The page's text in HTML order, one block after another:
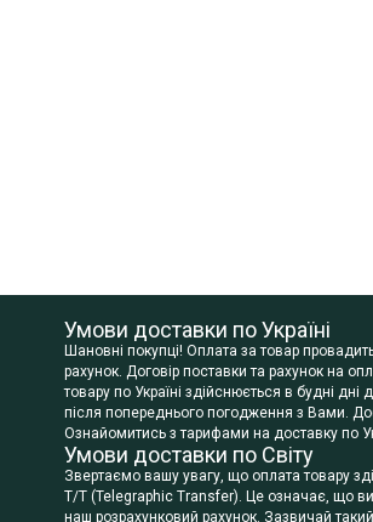
Умови доставки по Україні
Шановні покупці! Оплата за товар
рахунок. Договір поставки та рахунок на
товару по Україні здійснюється в будні
після попереднього погодження з Вами.
Ознайомитись з тарифами на доставку по
Умови доставки по Світу
Звертаємо вашу увагу, що оплата товару
T/T (Telegraphic Transfer). Це означає, що
наш розрахунковий рахунок. Зазвичай